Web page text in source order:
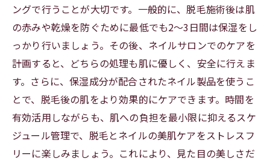
ングで行うことが大切です。一般的に、脱毛施術後は肌
の赤みや乾燥を防ぐために最低でも2～3日間は保湿をし
っかり行いましょう。その後、ネイルサロンでのケアを
計画すると、どちらの処理も肌に優しく、安全に行えま
す。さらに、保湿成分が配合されたネイル製品を使うこ
とで、脱毛後の肌をより効果的にケアできます。時間を
有効活用しながらも、肌への負担を最小限に抑えるスケ
ジュール管理で、脱毛とネイルの美肌ケアをストレスフ
リーに楽しみましょう。これにより、見た目の美しさだ